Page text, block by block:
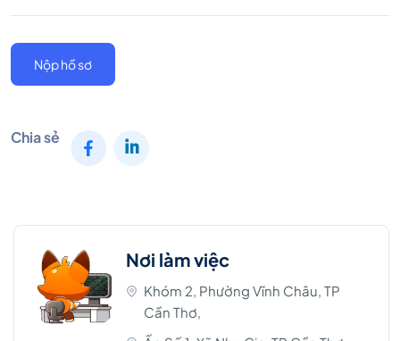
Nộp hồ sơ
Chia sẻ
Nơi làm việc
Khóm 2, Phường Vĩnh Châu, TP
Cần Thơ,